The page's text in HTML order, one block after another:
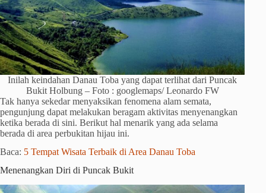
Inilah keindahan Danau Toba yang dapat terlihat dari Puncak
Bukit Holbung – Foto : googlemaps/ Leonardo FW
Tak hanya sekedar menyaksikan fenomena alam semata,
pengunjung dapat melakukan beragam aktivitas menyenangkan
ketika berada di sini. Berikut hal menarik yang ada selama
berada di area perbukitan hijau ini.
Baca: 5 Tempat Wisata Terbaik di Area Danau Toba
Menenangkan Diri di Puncak Bukit